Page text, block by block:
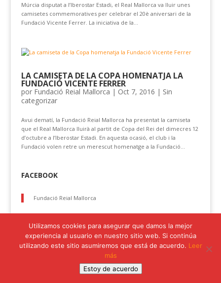
Múrcia disputat a l’Iberostar Estadi, el Real Mallorca va lluir unes
camisetes commemoratives per celebrar el 20è aniversari de la
Fundació Vicente Ferrer. La iniciativa de la...
LA CAMISETA DE LA COPA HOMENATJA LA
FUNDACIÓ VICENTE FERRER
por Fundació Reial Mallorca | Oct 7, 2016 | Sin
categorizar
Avui dematí, la Fundació Reial Mallorca ha presentat la camiseta
que el Real Mallorca lluirà al partit de Copa del Rei del dimecres 12
d’octubre a l’Iberostar Estadi. En aquesta ocasió, el club i la
Fundació volen retre un merescut homenatge a la Fundació...
FACEBOOK
Fundació Reial Mallorca
Política de Privacidad
Política de Cookies
Avisos Legales
Estatutos
Objetivos de Desarrollo Sostenible
Utilizamos cookies para asegurar que damos la mejor
experiencia al usuario en nuestro sitio web. Si continúa
utilizando este sitio asumiremos que está de acuerdo. Leer
más
Estoy de acuerdo